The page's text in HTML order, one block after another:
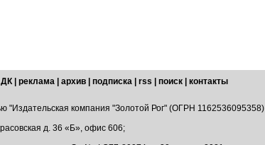
ДК реклама архив подписка rss поиск
контакты
"Издательская компания "Золотой Рог" (ОГРН 1162536095358)
д. 36 «Б», офис 606;